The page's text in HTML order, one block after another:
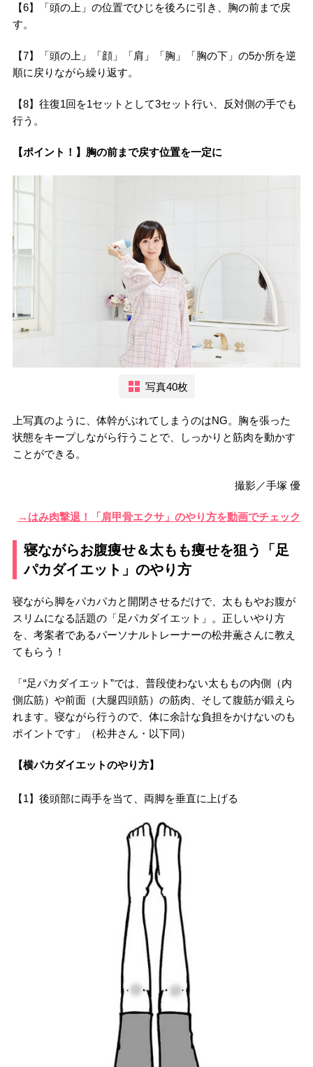
【6】「頭の上」の位置でひじを後ろに引き、胸の前まで戻
す。
【7】「頭の上」「顔」「肩」「胸」「胸の下」の5か所を逆
順に戻りながら繰り返す。
【8】往復1回を1セットとして3セット行い、反対側の手でも
行う。
【ポイント！】胸の前まで戻す位置を一定に
写真40枚
上写真のように、体幹がぶれてしまうのはNG。胸を張った
状態をキープしながら行うことで、しっかりと筋肉を動かす
ことができる。
撮影／手塚 優
→はみ肉撃退！「肩甲骨エクサ」のやり方を動画でチェック
寝ながらお腹痩せ＆太もも痩せを狙う「足
パカダイエット」のやり方
寝ながら脚をパカパカと開閉させるだけで、太ももやお腹が
スリムになる話題の「足パカダイエット」。正しいやり方
を、考案者であるパーソナルトレーナーの松井薫さんに教え
てもらう！
「“足パカダイエット”では、普段使わない太ももの内側（内
側広筋）や前面（大腿四頭筋）の筋肉、そして腹筋が鍛えら
れます。寝ながら行うので、体に余計な負担をかけないのも
ポイントです」（松井さん・以下同）
【横パカダイエットのやり方】
【1】後頭部に両手を当て、両脚を垂直に上げる